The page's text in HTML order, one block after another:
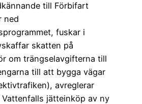
till Förbifart
ned
fuskar i
skatten på
om trängselavgifterna till
till att bygga vägar
avreglerar
jätteinköp av ny